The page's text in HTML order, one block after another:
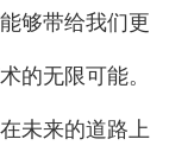
够带给我们更
的无限可能。
未来的道路上